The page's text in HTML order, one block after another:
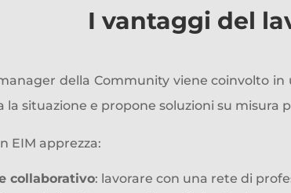
I vantaggi del
della Community viene coinvolto
la situazione e propone soluzioni su misura
EIM apprezza:
collaborativo: lavorare con una rete di